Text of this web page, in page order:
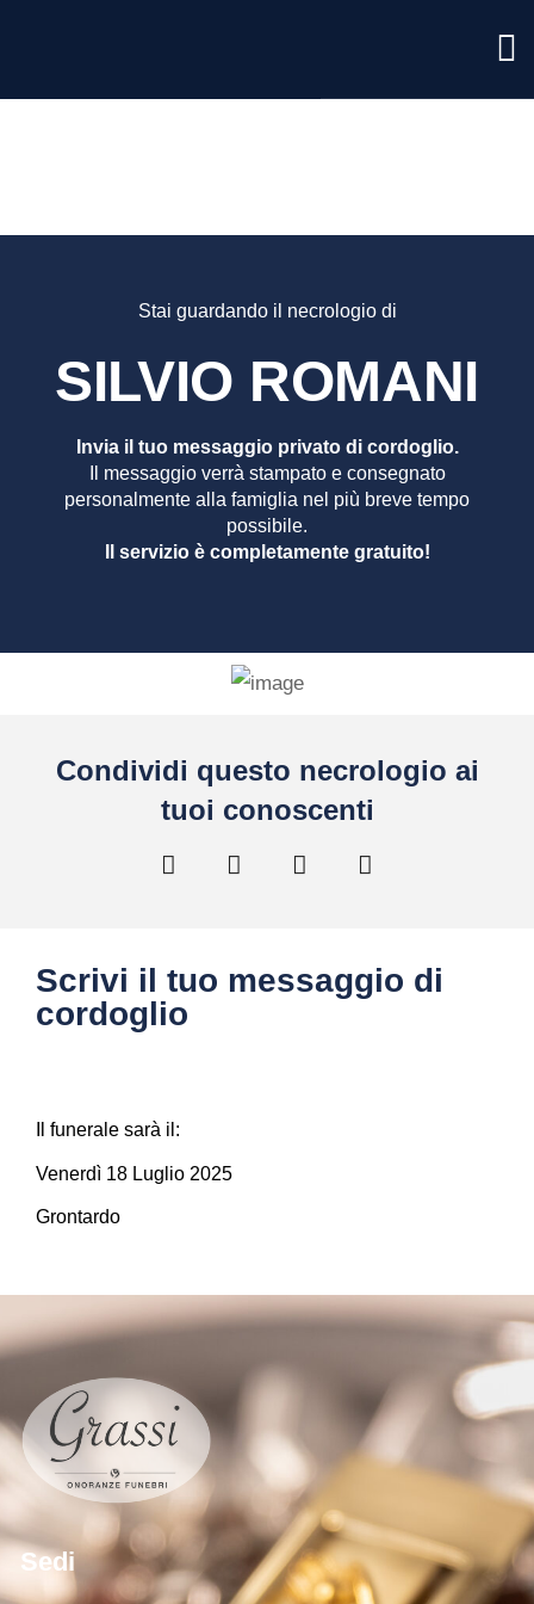
Stai guardando il necrologio di
SILVIO ROMANI
Invia il tuo messaggio privato di cordoglio.
Il messaggio verrà stampato e consegnato
personalmente alla famiglia nel più breve tempo
possibile.
Il servizio è completamente gratuito!
Condividi questo necrologio ai
tuoi conoscenti
Scrivi il tuo messaggio di
cordoglio
Il funerale sarà il:
Venerdì 18 Luglio 2025
Grontardo
Sedi